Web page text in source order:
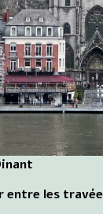
les